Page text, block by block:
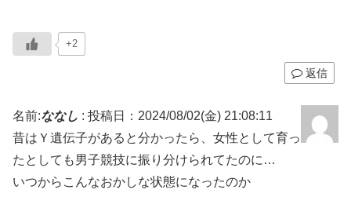
+2
返信
名前:ななし : 投稿日：2024/08/02(金) 21:08:11
昔はＹ遺伝子があると分かったら、女性として育っ
たとしても男子競技に振り分けられてたのに…
いつからこんなおかしな状態になったのか